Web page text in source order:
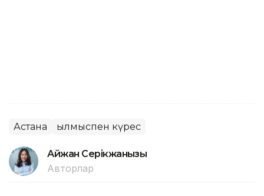
Астана Қылмыспен күрес
Айжан Серікжанқызы
Авторлар